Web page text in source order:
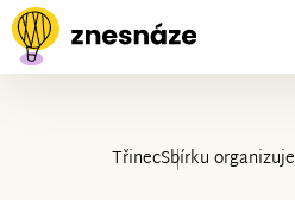
TřinecSbírku organizuje